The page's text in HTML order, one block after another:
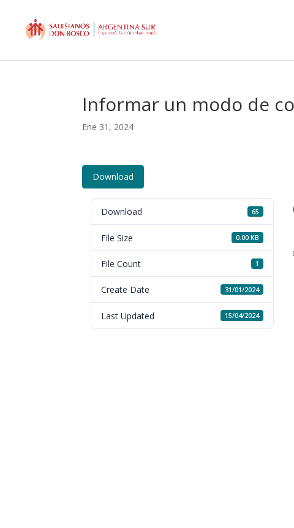
Informar un modo de
Ene 31, 2024
Download
Download 65
File Size 0.00 KB
File Count 1
Create Date 31/01/2024
Last Updated 15/04/2024